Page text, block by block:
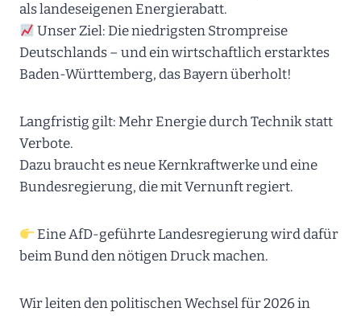
als landeseigenen Energierabatt.
Unser Ziel: Die niedrigsten Strompreise
Deutschlands – und ein wirtschaftlich erstarktes
Baden-Württemberg, das Bayern überholt!
Langfristig gilt: Mehr Energie durch Technik statt
Verbote.
Dazu braucht es neue Kernkraftwerke und eine
Bundesregierung, die mit Vernunft regiert.
Eine AfD-geführte Landesregierung wird dafür
beim Bund den nötigen Druck machen.
Wir leiten den politischen Wechsel für 2026 in